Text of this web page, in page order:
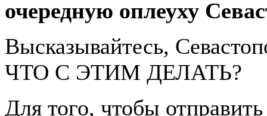
очередную оплеуху
Высказывайтесь,
ЧТО С ЭТИМ ДЕЛАТЬ?
Для того, чтобы